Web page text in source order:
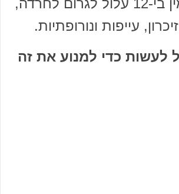
מחסור בוויטמין בי-12 עלול לגרום לחרדה,
עייפות ונורופתיות.
לעשות כדי למנוע את זה